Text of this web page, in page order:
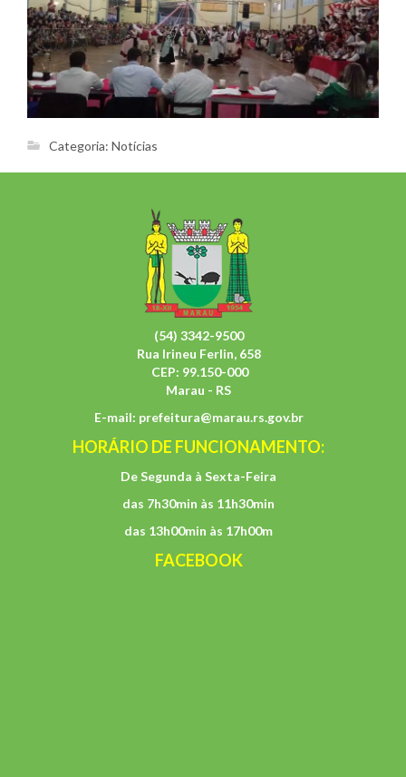
Categoria: Notícias
(54) 3342-9500
Rua Irineu Ferlin, 658
CEP: 99.150-000
Marau - RS
E-mail: prefeitura@marau.rs.gov.br
HORÁRIO DE FUNCIONAMENTO:
De Segunda à Sexta-Feira
das 7h30min às 11h30min
das 13h00min às 17h00m
FACEBOOK